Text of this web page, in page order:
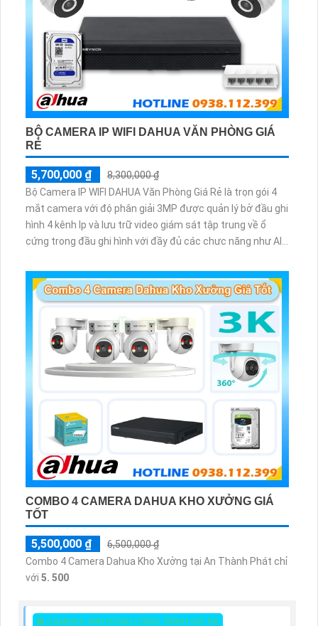
BỘ CAMERA IP WIFI DAHUA VĂN PHÒNG GIÁ
RẺ
5,700,000 ₫
8,300,000 ₫
Bộ Camera IP WIFI DAHUA Văn Phòng Giá Rẻ là trọn gói 4
mắt camera với độ phân giải 3MP được quản lý bở đầu ghi
hình 4 kênh Ip và lưu trữ video giám sát tập trung về ổ
cứng trong đầu ghi hình với đầy đủ các chưc năng như AI
giám sát có màu vào ban đêm
COMBO 4 CAMERA DAHUA KHO XƯỞNG GIÁ
TỐT
5,500,000 ₫
6,500,000 ₫
Combo 4 Camera Dahua Kho Xưởng tại An Thành Phát chỉ
với 5. 500
👸 CAMERA WIFI DÙNG CÔNG TRÌNH GIÁ RẺ